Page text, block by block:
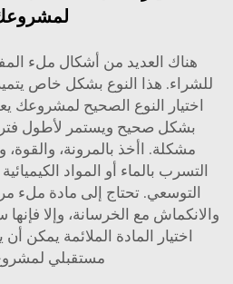
هناك العديد من أشكال ملء
للشراء. هذا النوع بشكل خاص
اختيار النوع الصحيح لمشروعك
بشكل صحيح ويستمر لأطول
مشكلة. اأخذ بالمرونة،
التسرب بالماء أو المواد
التوسعي. تحتاج إلى مادة ملء
والانكماش مع الخرسانة، وإلا
اختيار المادة الملائمة يمكن
مستقبلي لمشروع